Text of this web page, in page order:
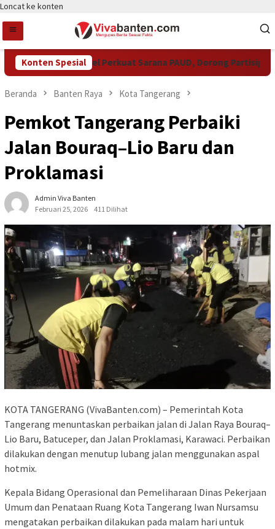
Loncat ke konten
Konten Spesial
Pemkot Tangsel Perkuat Sarana PAUD, Dorong Partisipasi
Beranda Banten Raya Kota Tangerang
Pemkot Tangerang Perbaiki
Jalan Bouraq–Lio Baru dan
Proklamasi
Admin Viva Banten
Februari 25, 2026
411 Dilihat
KOTA TANGERANG (VivaBanten.com) – Pemerintah Kota
Tangerang menuntaskan perbaikan jalan di Jalan Raya Bouraq–
Lio Baru, Batuceper, dan Jalan Proklamasi, Karawaci. Perbaikan
dilakukan dengan menutup lubang jalan menggunakan aspal
hotmix.
Kepala Bidang Operasional dan Pemeliharaan Dinas Pekerjaan
Umum dan Penataan Ruang Kota Tangerang Iwan Nursamsu
mengatakan perbaikan dilakukan pada malam hari untuk